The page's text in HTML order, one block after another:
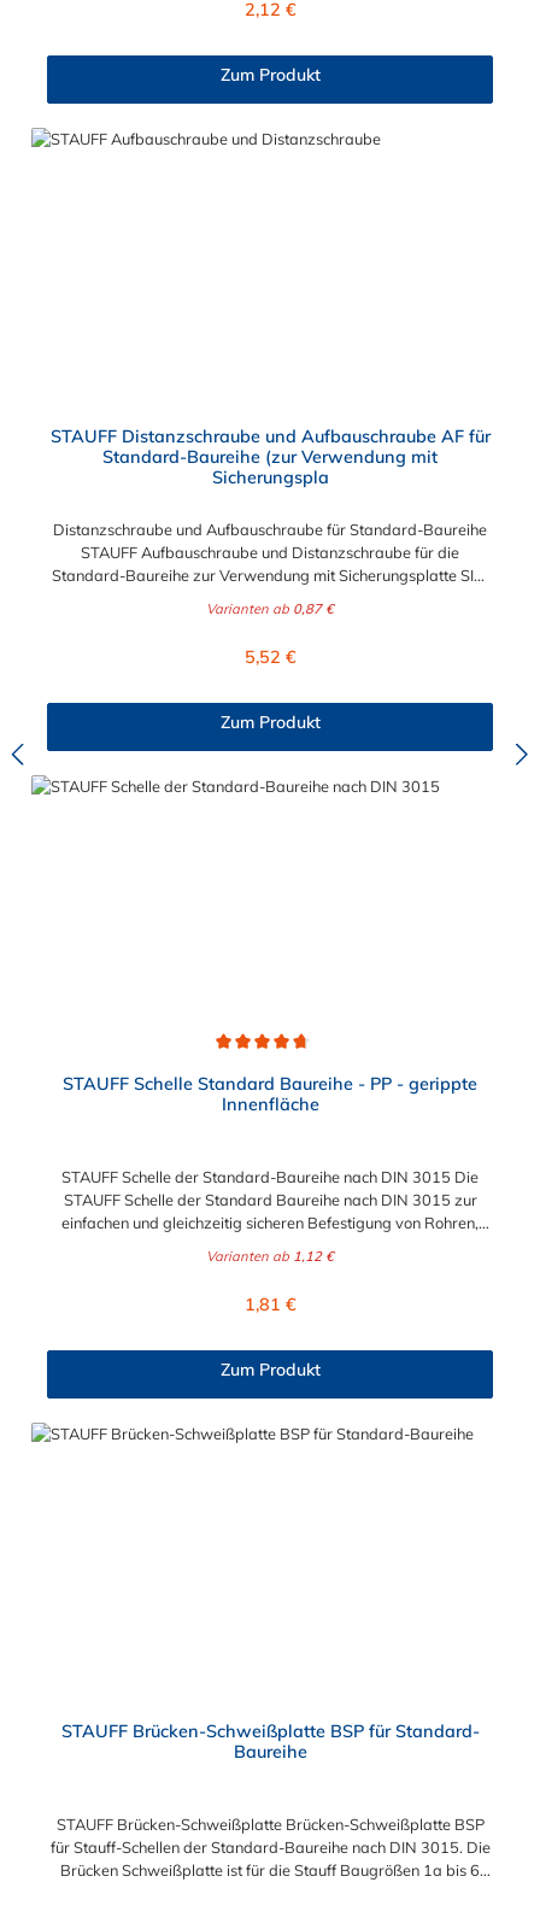
2,12 €
Zum Produkt
STAUFF Distanzschraube und Aufbauschraube AF für
Standard-Baureihe (zur Verwendung mit
Sicherungspla
Distanzschraube und Aufbauschraube für Standard-Baureihe
STAUFF Aufbauschraube und Distanzschraube für die
Standard-Baureihe zur Verwendung mit Sicherungsplatte SIG.
Distanzschraube ist zwischen verzinkten Stahl und Edelstahl
Varianten ab 0,87 €
Regulärer Preis:
5,52 €
Zum Produkt
STAUFF Schelle Standard Baureihe - PP - gerippte
Innenfläche
STAUFF Schelle der Standard-Baureihe nach DIN 3015 Die
STAUFF Schelle der Standard Baureihe nach DIN 3015 zur
einfachen und gleichzeitig sicheren Befestigung von Rohren,
STAUFF Schelle nach DIN 3015 ist Polypropylen (PP). Passende
Varianten ab 1,12 €
Regulärer Preis:
1,81 €
Zum Produkt
STAUFF Brücken-Schweißplatte BSP für Standard-
Baureihe
STAUFF Brücken-Schweißplatte Brücken-Schweißplatte BSP
für Stauff-Schellen der Standard-Baureihe nach DIN 3015. Die
Brücken Schweißplatte ist für die Stauff Baugrößen 1a bis 6